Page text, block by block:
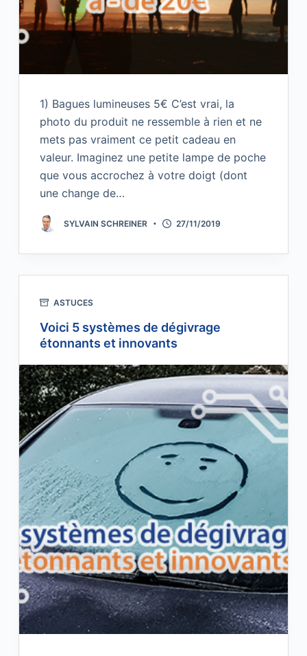
1) Bagues lumineuses 5€ C’est vrai, la
photo du produit ne ressemble à rien et ne
mets pas vraiment ce petit cadeau en
valeur. Imaginez une petite lampe de poche
que vous accrochez à votre doigt (dont
une change de…
SYLVAIN SCHREINER 27/11/2019
ASTUCES
Voici 5 systèmes de dégivrage
étonnants et innovants